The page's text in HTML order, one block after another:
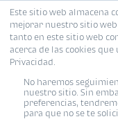
Este sitio web almacena
mejorar nuestro sitio
tanto en este sitio web
acerca de las cookies
Privacidad.
No haremos
nuestro sitio. Sin
preferencias,
para que no se te